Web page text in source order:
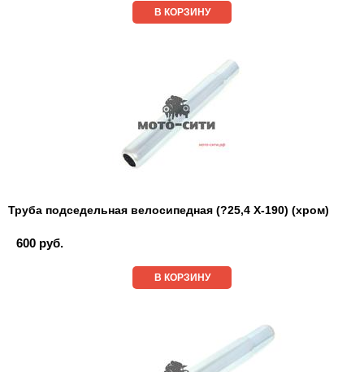
В КОРЗИНУ
Труба подседельная велосипедная (?25,4 Х-190) (хром)
600 руб.
В КОРЗИНУ